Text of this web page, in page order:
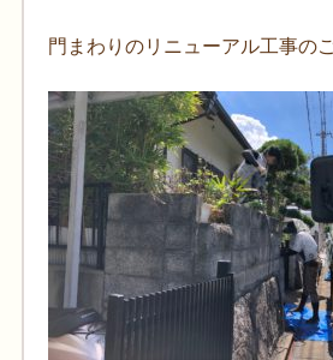
門まわりのリニューアル工事の